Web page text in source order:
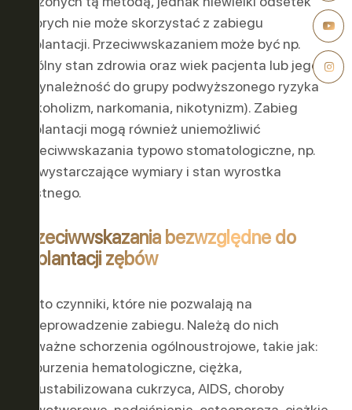
chorych nie może skorzystać z zabiegu
implantacji. Przeciwwskazaniem może być np.
ogólny stan zdrowia oraz wiek pacjenta lub jego
przynależność do grupy podwyższonego ryzyka
(alkoholizm, narkomania, nikotynizm). Zabieg
implantacji mogą również uniemożliwić
przeciwwskazania typowo stomatologiczne, np.
niewystarczające wymiary i stan wyrostka
kostnego.
Przeciwwskazania bezwzględne do
implantacji zębów
Są to czynniki, które nie pozwalają na
przeprowadzenie zabiegu. Należą do nich
poważne schorzenia ogólnoustrojowe, takie jak:
zaburzenia hematologiczne, ciężka,
nieustabilizowana cukrzyca, AIDS, choroby